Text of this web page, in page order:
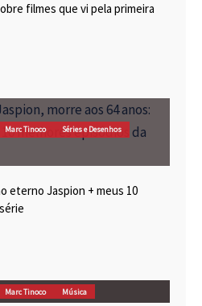
filmes que vi pela primeira
Marc Tinoco
Séries e Desenhos
eterno Jaspion + meus 10
Marc Tinoco Música